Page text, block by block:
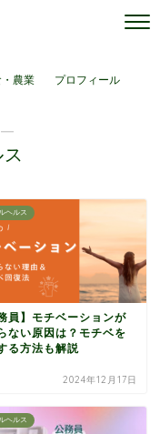
農業 プロフィール
―
ヘルス
員】モチベーションが
ない原因は？モチベを
る方法も解説
2024年12月17日
ヘルス